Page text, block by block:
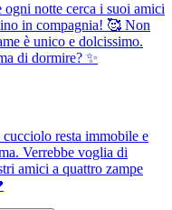
notte cerca i suoi amici
in compagnia! 🥰 Non
è unico e dolcissimo.
di dormire? ✨
resta immobile e
Verrebbe voglia di
amici a quattro zampe